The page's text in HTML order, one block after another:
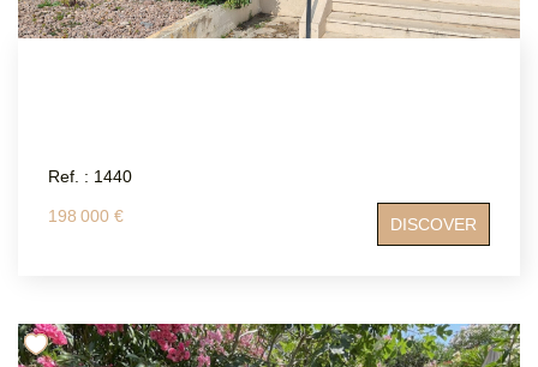
Ref. : 1440
198 000 € DISCOVER